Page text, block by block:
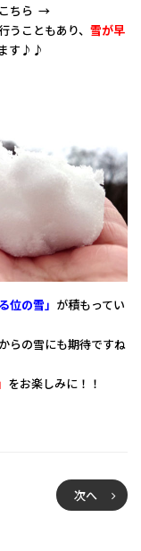
こちら →
うこともあり、 雪が早
す♪♪
位の雪」 が積もってい
らの雪にも期待ですね
をお楽しみに！！
次へ